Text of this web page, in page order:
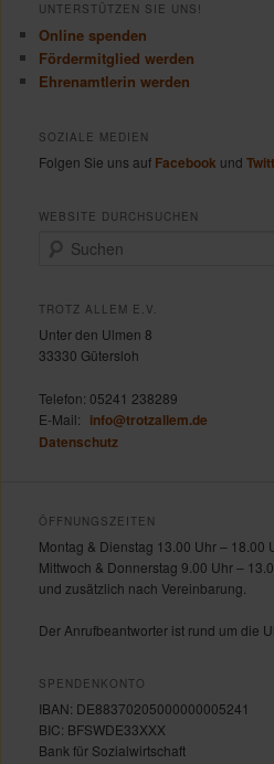
UNTERSTÜTZEN SIE UNS!
Online spenden
Fördermitglied werden
Ehrenamtlerin werden
SOZIALE MEDIEN
Folgen Sie uns auf Facebook und
WEBSITE DURCHSUCHEN
h
n
TROTZ ALLEM E.V.
Unter den Ulmen 8
33330 Gütersloh
Telefon: 05241 238289
E-Mail: info@trotzallem.de
Datenschutz
ÖFFNUNGSZEITEN
Montag & Dienstag 13.00 Uhr – 18.00
Mittwoch & Donnerstag 9.00 Uhr –
und zusätzlich nach Vereinbarung.
Der Anrufbeantworter ist rund um die
SPENDENKONTO
IBAN: DE88370205000000005241
BIC: BFSWDE33XXX
Bank für Sozialwirtschaft